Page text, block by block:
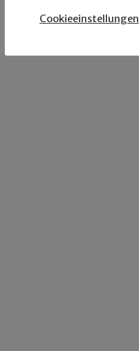
Cookieeinstellungen